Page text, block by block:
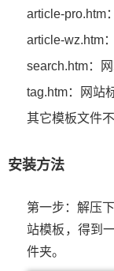
article-pro.htm
article-wz.htm
search.htm：
tag.htm：网站
其它模板文件不
安装方法
第一步：解压
站模板，得到
件夹。